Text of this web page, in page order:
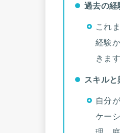
過去の経
これ
経験
きます
スキル
自分
ケー